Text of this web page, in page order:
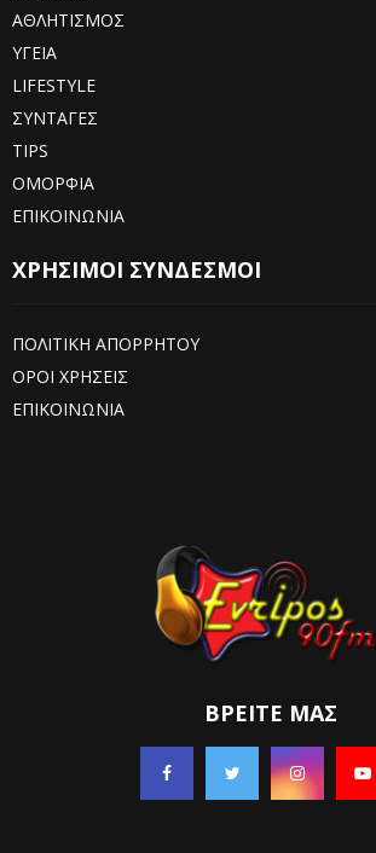
ΑΘΛΗΤΙΣΜΟΣ
ΥΓΕΙΑ
LIFESTYLE
ΣΥΝΤΑΓΕΣ
TIPS
ΟΜΟΡΦΙΑ
ΕΠΙΚΟΙΝΩΝΙΑ
ΧΡΗΣΙΜΟΙ ΣΥΝΔΕΣΜΟΙ
ΠΟΛΙΤΙΚΗ ΑΠΟΡΡΗΤΟΥ
ΟΡΟΙ ΧΡΗΣΕΙΣ
ΕΠΙΚΟΙΝΩΝΙΑ
ΒΡΕΊΤΕ ΜΑΣ